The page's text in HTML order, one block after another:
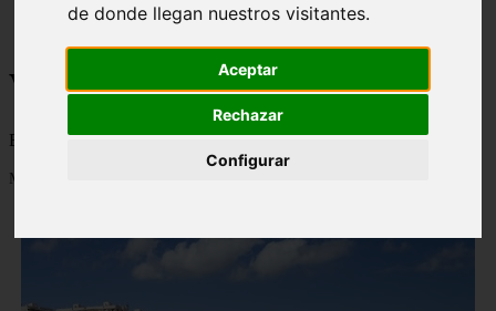
de donde llegan nuestros visitantes.
Aceptar
Rechazar
Configurar
san
Viajes a la Patagonia
Blog sobre la Patagonia en particular y sobre turismo en general
Mostrando 1 - 24 de 477 artículos